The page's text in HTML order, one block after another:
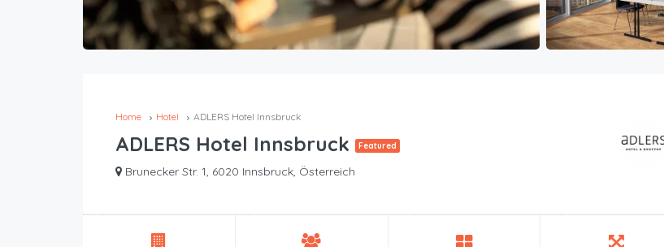
Home Hotel ADLERS Hotel Innsbruck
ADLERS Hotel Innsbruck Featured
Brunecker Str. 1, 6020 Innsbruck, Österreich